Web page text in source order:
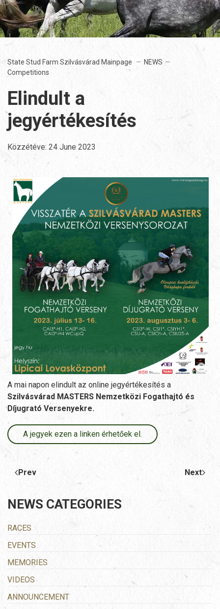
State Stud Farm Szilvásvárad Mainpage
NEWS
Competitions
Elindult a
jegyértékesítés
Közzétéve: 24 June 2023
A mai napon elindult az online jegyértékesítés a
Szilvásvárad MASTERS Nemzetközi Fogathajtó és
Díjugrató Versenyekre.
A jegyek ezen a linken érhetőek el.
Prev Next
NEWS CATEGORIES
RACES
EVENTS
MEMORIES
VIDEOS
ANNOUNCEMENT